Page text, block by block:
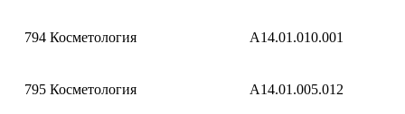
794 Косметология A14.01.010.001
795 Косметология A14.01.005.012